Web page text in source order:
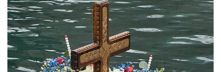
НАЧЕЛНИК
О Начелнику
Замјеник начелника
Извјештај о раду начелника